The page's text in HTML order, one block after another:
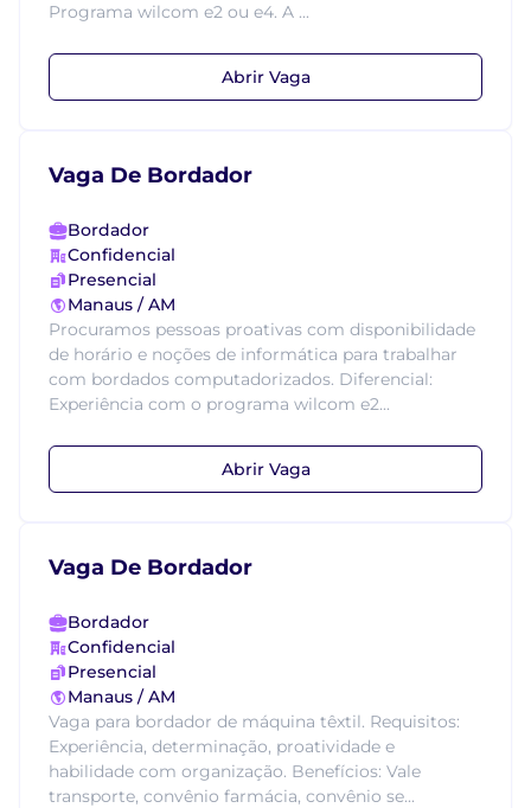
Programa wilcom e2 ou e4. A ...
Abrir Vaga
Vaga De Bordador
Bordador
Confidencial
Presencial
Manaus / AM
Procuramos pessoas proativas com disponibilidade
de horário e noções de informática para trabalhar
com bordados computadorizados. Diferencial:
Experiência com o programa wilcom e2...
Abrir Vaga
Vaga De Bordador
Bordador
Confidencial
Presencial
Manaus / AM
Vaga para bordador de máquina têxtil. Requisitos:
Experiência, determinação, proatividade e
habilidade com organização. Benefícios: Vale
transporte, convênio farmácia, convênio se...